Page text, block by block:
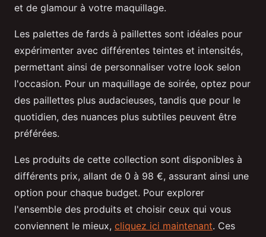
et de glamour à votre maquillage.
Les palettes de fards à paillettes sont idéales pour
expérimenter avec différentes teintes et intensités,
permettant ainsi de personnaliser votre look selon
l'occasion. Pour un maquillage de soirée, optez pour
des paillettes plus audacieuses, tandis que pour le
quotidien, des nuances plus subtiles peuvent être
préférées.
Les produits de cette collection sont disponibles à
différents prix, allant de 0 à 98 €, assurant ainsi une
option pour chaque budget. Pour explorer
l'ensemble des produits et choisir ceux qui vous
conviennent le mieux, cliquez ici maintenant. Ces